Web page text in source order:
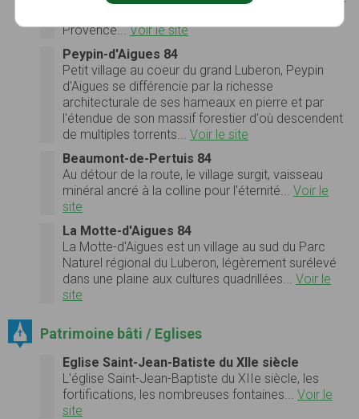
Provence...Voir le site
Peypin-d'Aigues 84
Petit village au coeur du grand Luberon, Peypin
d'Aigues se différencie par la richesse
architecturale de ses hameaux en pierre et par
l'étendue de son massif forestier d'où descendent
de multiples torrents... Voir le site
Beaumont-de-Pertuis 84
Au détour de la route, le village surgit, vaisseau
minéral ancré à la colline pour l'éternité... Voir le
site
La Motte-d'Aigues 84
La Motte-d'Aigues est un village au sud du Parc
Naturel régional du Luberon, légèrement surélevé
dans une plaine aux cultures quadrillées... Voir le
site
Patrimoine bâti / Eglises
Eglise Saint-Jean-Batiste du XIIe siècle
L'église Saint-Jean-Baptiste du XIIe siècle, les
fortifications, les nombreuses fontaines... Voir le
site